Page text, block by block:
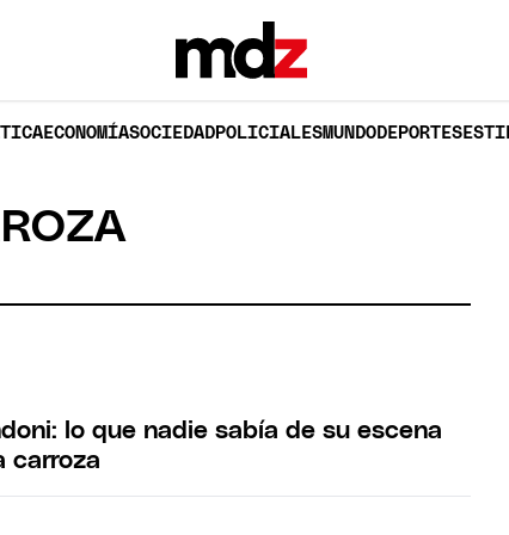
ECONOMÍASOCIEDADPOLICIALESMUNDODEPORTES
lo que nadie sabía de su escena
carroza